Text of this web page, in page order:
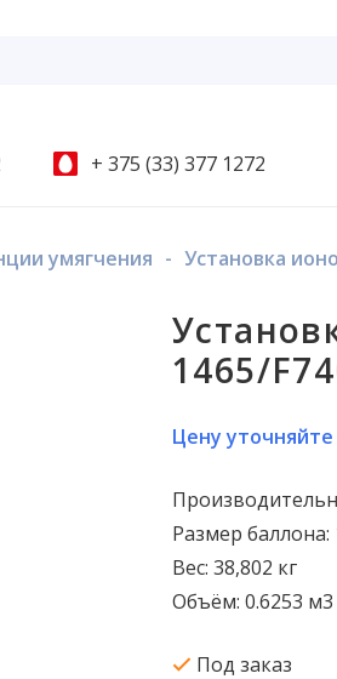
+ 375 (33) 377 1272
умягчения - Установка
1465/
Цену
Размер баллона:
Вес: 38,802 кг
Объём: 0.6253 м3
Под заказ